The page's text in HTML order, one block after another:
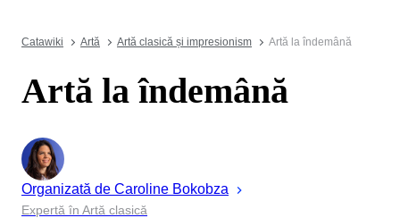
Catawiki Artă Artă clasică și impresionism Artă la îndemână
Artă la îndemână
Organizată de Caroline Bokobza
Expertă în Artă clasică